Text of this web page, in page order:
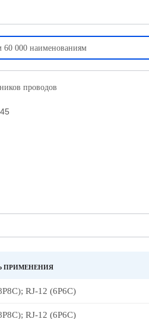
проводов
45
ПРИМЕНЕНИЯ
RJ-12 (6P6С)
RJ-12 (6P6С)